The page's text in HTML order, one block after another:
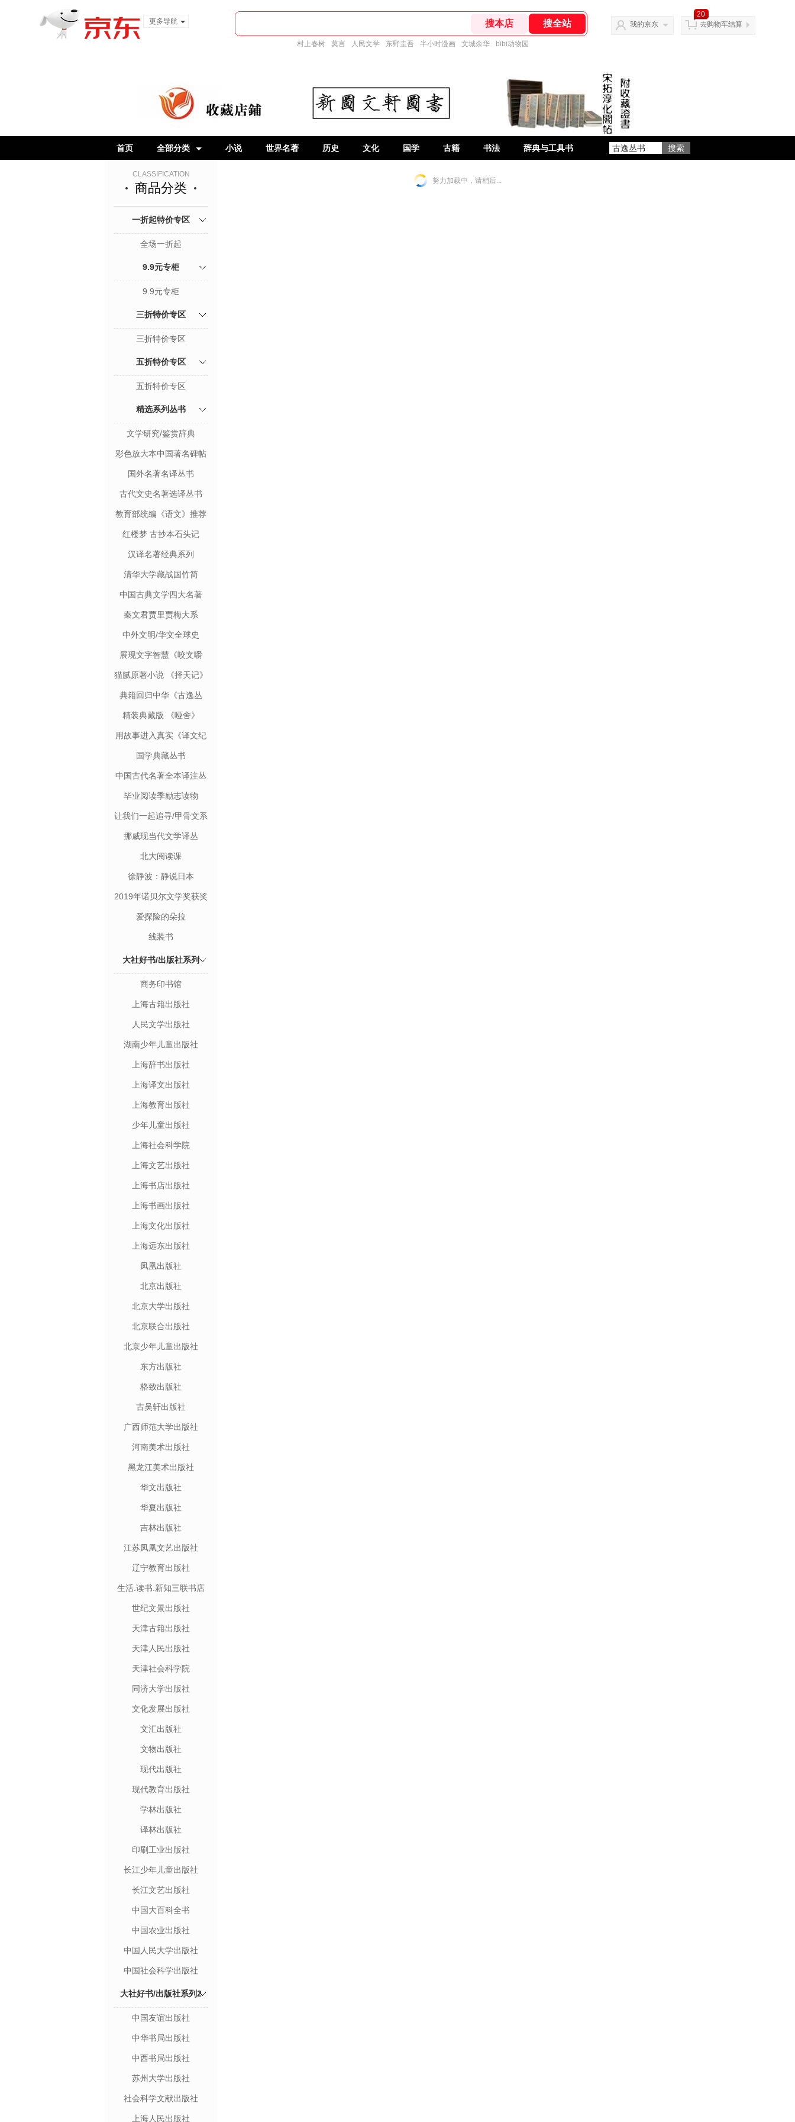
更多导航
村上春树 莫言 人民文学 东野圭吾 半小时漫画 文城余华 bibi动物园
我的京东
20
去购物车结算
首页 全部分类 小说 世界名著 历史 文化 国学 古籍 书法 辞典与工具书
CLASSIFICATION
商品分类
一折起特价专区
全场一折起
9.9元专柜
9.9元专柜
三折特价专区
三折特价专区
五折特价专区
五折特价专区
精选系列丛书
文学研究/鉴赏辞典
彩色放大本中国著名碑帖
国外名著名译丛书
古代文史名著选译丛书
教育部统编《语文》推荐
阅读丛书
红楼梦 古抄本石头记
汉译名著经典系列
清华大学藏战国竹简
中国古典文学四大名著
秦文君贾里贾梅大系
中外文明/华文全球史
展现文字智慧《咬文嚼
字》
猫腻原著小说 《择天记》
典籍回归中华《古逸丛
精装典藏版 《哑舍》
用故事进入真实《译文纪
实》
国学典藏丛书
中国古代名著全本译注丛
书
毕业阅读季励志读物
让我们一起追寻/甲骨文系
列丛书
挪威现当代文学译丛
北大阅读课
徐静波：静说日本
2019年诺贝尔文学奖获奖
者作品
爱探险的朵拉
线装书
大社好书/出版社系列
商务印书馆
上海古籍出版社
人民文学出版社
湖南少年儿童出版社
上海辞书出版社
上海译文出版社
上海教育出版社
少年儿童出版社
上海社会科学院
上海文艺出版社
上海书店出版社
上海书画出版社
上海文化出版社
上海远东出版社
凤凰出版社
北京出版社
北京大学出版社
北京联合出版社
北京少年儿童出版社
东方出版社
格致出版社
古吴轩出版社
广西师范大学出版社
河南美术出版社
黑龙江美术出版社
华文出版社
华夏出版社
吉林出版社
江苏凤凰文艺出版社
辽宁教育出版社
生活.读书.新知三联书店
世纪文景出版社
天津古籍出版社
天津人民出版社
天津社会科学院
同济大学出版社
文化发展出版社
文汇出版社
文物出版社
现代出版社
现代教育出版社
学林出版社
译林出版社
印刷工业出版社
长江少年儿童出版社
长江文艺出版社
中国大百科全书
中国农业出版社
中国人民大学出版社
中国社会科学出版社
大社好书/出版社系列2
中国友谊出版社
中华书局出版社
中西书局出版社
苏州大学出版社
社会科学文献出版社
上海人民出版社
努力加载中，请稍后...